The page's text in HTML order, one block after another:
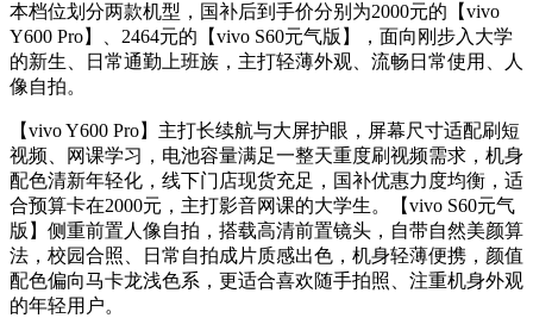
本档位划分两款机型，国补后到手价分别为2000元的【vivo
Y600 Pro】、2464元的【vivo S60元气版】，面向刚步入大学
的新生、日常通勤上班族，主打轻薄外观、流畅日常使用、人
像自拍。
【vivo Y600 Pro】主打长续航与大屏护眼，屏幕尺寸适配刷短
视频、网课学习，电池容量满足一整天重度刷视频需求，机身
配色清新年轻化，线下门店现货充足，国补优惠力度均衡，适
合预算卡在2000元，主打影音网课的大学生。【vivo S60元气
版】侧重前置人像自拍，搭载高清前置镜头，自带自然美颜算
法，校园合照、日常自拍成片质感出色，机身轻薄便携，颜值
配色偏向马卡龙浅色系，更适合喜欢随手拍照、注重机身外观
的年轻用户。